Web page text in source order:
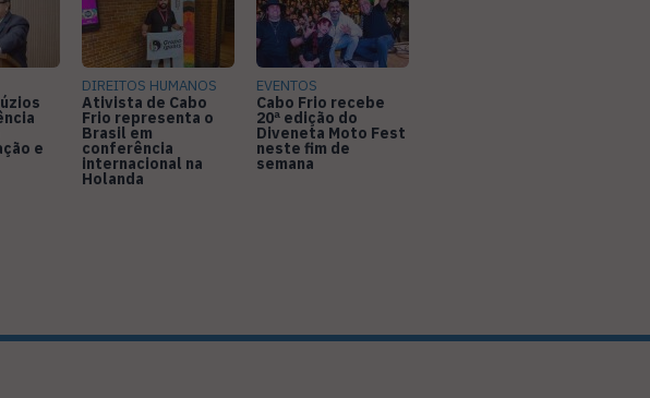
e
DIREITOS HUMANOS
Ativista de Cabo
Frio representa o
Brasil em
conferência
internacional na
Holanda
EVENTOS
Cabo Frio recebe
20ª edição do
Diveneta Moto Fest
neste fim de
semana